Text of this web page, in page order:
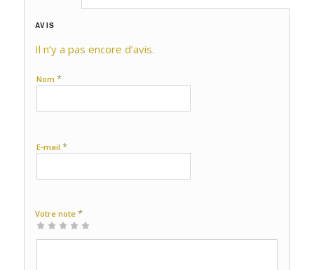
AVIS
Il n’y a pas encore d’avis.
Nom *
E-mail *
Votre note *
1 étoile
2 étoiles
3 étoiles
4 étoiles
5 étoiles